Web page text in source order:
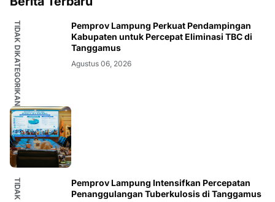
TIDAK DIKATEGORIKAN
Pemprov Lampung Perkuat Pendampingan
Kabupaten untuk Percepat Eliminasi TBC di
Tanggamus
Agustus 06, 2026
Pemprov Lampung Intensifkan Percepatan
Penanggulangan Tuberkulosis di Tanggamus